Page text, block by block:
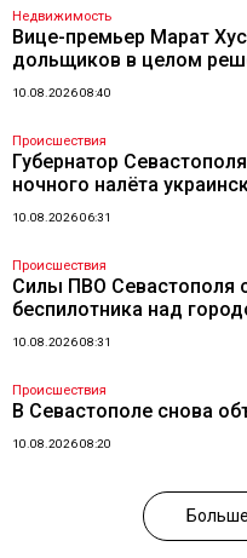
Недвижимость
Вице-премьер Марат
дольщиков в целом
10.08.2026 08:40
Происшествия
Губернатор
ночного налёта
10.08.2026 06:31
Происшествия
Силы ПВО Севастополя
беспилотника над
10.08.2026 08:31
Происшествия
В Севастополе снова
10.08.2026 08:20